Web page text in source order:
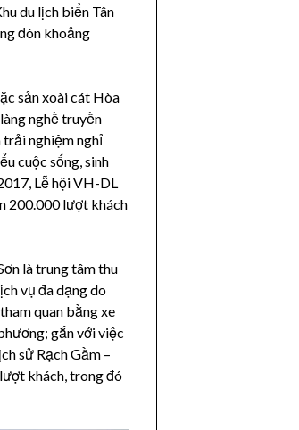
du lịch biển Tân
đón khoảng
sản xoài cát Hòa
nghề truyền
trải nghiệm nghỉ
cuộc sống, sinh
Lễ hội VH-DL
200.000 lượt khách
là trung tâm thu
vụ đa dạng do
quan bằng xe
gắn với việc
sử Rạch Gầm –
khách, trong đó